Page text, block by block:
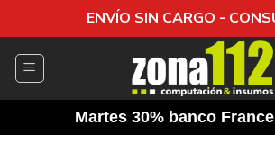
ENVÍO SIN CARGO -
Martes 30% banco